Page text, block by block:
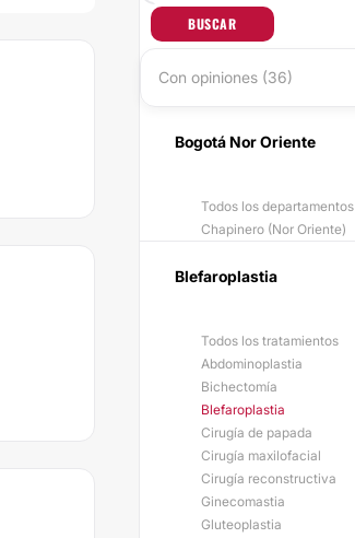
BUSCAR
Con opiniones (36)
Bogotá Nor Oriente
Todos los departamentos
Chapinero (Nor Oriente)
Blefaroplastia
Todos los tratamientos
Abdominoplastia
Bichectomía
Blefaroplastia
Cirugía de papada
Cirugía maxilofacial
Cirugía reconstructiva
Ginecomastia
Gluteoplastia